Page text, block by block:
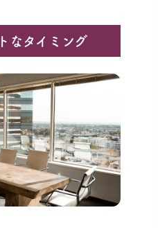
なタイミング